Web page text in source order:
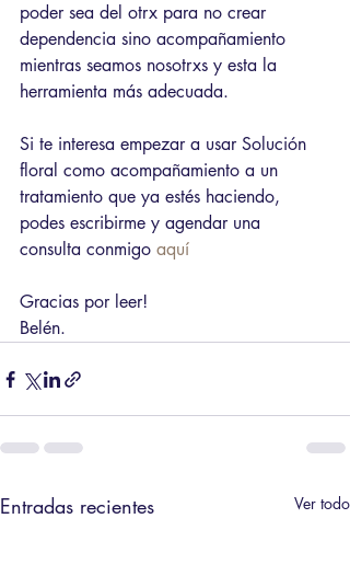
poder sea del otrx para no crear
dependencia sino acompañamiento
mientras seamos nosotrxs y esta la
herramienta más adecuada.
Si te interesa empezar a usar Solución
floral como acompañamiento a un
tratamiento que ya estés haciendo,
podes escribirme y agendar una
consulta conmigo aquí
Gracias por leer!
Belén.
Entradas recientes Ver todo